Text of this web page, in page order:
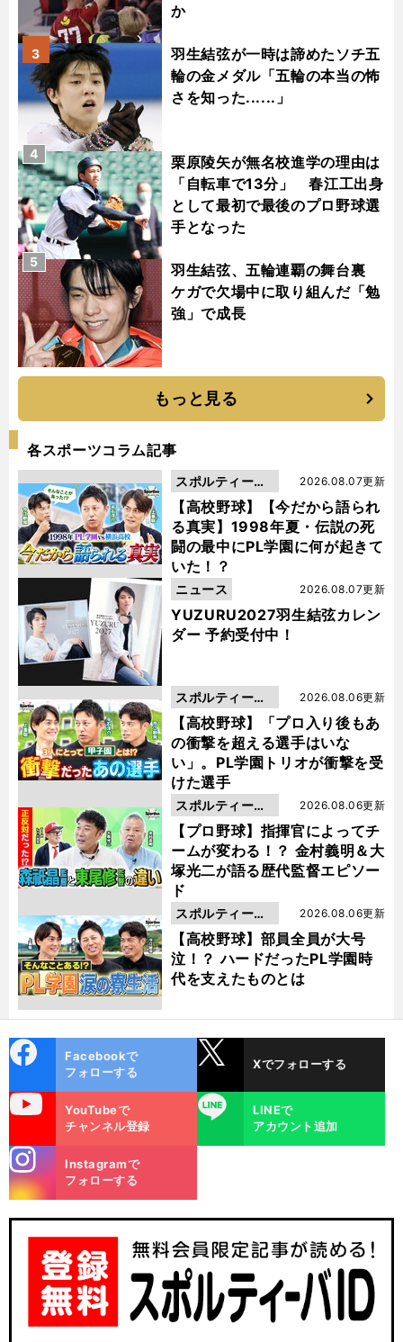
か
羽生結弦が一時は諦めたソチ五
輪の金メダル「五輪の本当の怖
さを知った......」
3
栗原陵矢が無名校進学の理由は
「自転車で13分」 春江工出身
として最初で最後のプロ野球選
手となった
4
羽生結弦、五輪連覇の舞台裏
ケガで欠場中に取り組んだ「勉
強」で成長
5
もっと見る
各スポーツコラム記事
【高校野球】【今だから語られ
る真実】1998年夏・伝説の死
闘の最中にPL学園に何が起きて
いた！？
2026.08.07更新
スポルティーバ
動画
YUZURU2027羽生結弦カレン
ダー 予約受付中！
2026.08.07更新
ニュース
【高校野球】「プロ入り後もあ
の衝撃を超える選手はいな
い」。PL学園トリオが衝撃を受
けた選手
2026.08.06更新
スポルティーバ
動画
【プロ野球】指揮官によってチ
ームが変わる！？ 金村義明＆大
塚光二が語る歴代監督エピソー
ド
2026.08.06更新
スポルティーバ
動画
【高校野球】部員全員が大号
泣！？ ハードだったPL学園時
代を支えたものとは
2026.08.06更新
スポルティーバ
動画
ok
Facebookで
フォローする
Xでフォローする
YouTubeで
チャンネル登録
LINE
LINEで
アカウント追加
m
Instagramで
フォローする